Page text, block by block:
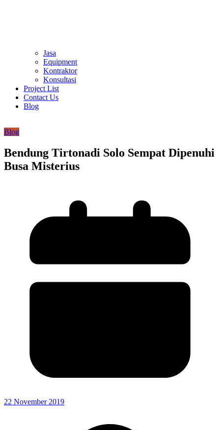
Jasa
Equipment
Kontraktor
Konsultasi
Project List
Contact Us
Blog
Blog
Bendung Tirtonadi Solo Sempat Dipenuhi
Busa Misterius
22 November 2019